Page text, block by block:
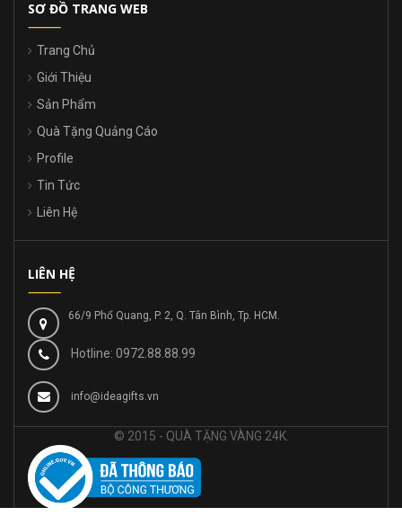
SƠ ĐỒ TRANG WEB
Trang Chủ
Giới Thiệu
Sản Phẩm
Quà Tặng Quảng Cáo
Profile
Tin Tức
Liên Hệ
LIÊN HỆ
66/9 Phổ Quang, P. 2, Q. Tân Bình, Tp. HCM.
Hotline: 0972.88.88.99
info@ideagifts.vn
© 2015 - QUÀ TẶNG VÀNG 24K.